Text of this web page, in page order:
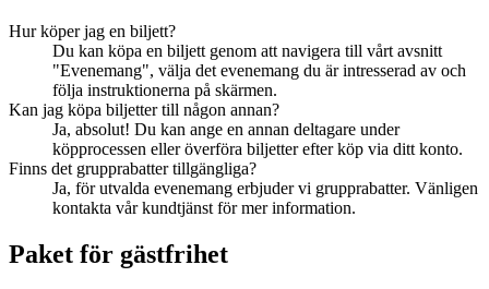
Hur köper jag en biljett?
Du kan köpa en biljett genom att navigera till vårt avsnitt
"Evenemang", välja det evenemang du är intresserad av och
följa instruktionerna på skärmen.
Kan jag köpa biljetter till någon annan?
Ja, absolut! Du kan ange en annan deltagare under
köpprocessen eller överföra biljetter efter köp via ditt konto.
Finns det grupprabatter tillgängliga?
Ja, för utvalda evenemang erbjuder vi grupprabatter. Vänligen
kontakta vår kundtjänst för mer information.
Paket för gästfrihet